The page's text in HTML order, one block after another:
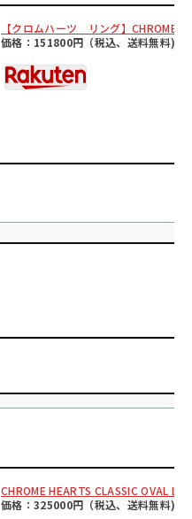
【クロムハーツ リング】CHROME
価格：151800円（税込、送料無料)
CHROME HEARTS CLASSIC OVAL
価格：325000円（税込、送料無料)